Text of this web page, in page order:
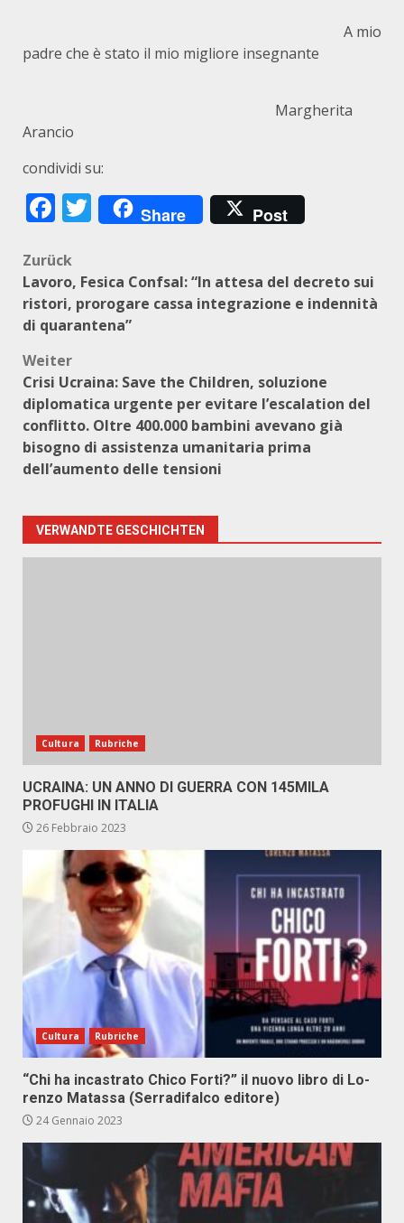
A mio
padre che è stato il mio migliore insegnante
Margherita
Arancio
condividi su:
Facebook
Twitter
Share Post
Beitragsnavigation
Zurück
Lavoro, Fesica Confsal: “In attesa del decreto sui
ristori, prorogare cassa integrazione e indennità
di quarantena”
Weiter
Crisi Ucraina: Save the Children, soluzione
diplomatica urgente per evitare l’escalation del
conflitto. Oltre 400.000 bambini avevano già
bisogno di assistenza umanitaria prima
dell’aumento delle tensioni
VERWANDTE GESCHICHTEN
Cultura Rubriche
UCRAINA: UN ANNO DI GUERRA CON 145MILA
PROFUGHI IN ITALIA
26 Febbraio 2023
Cultura Rubriche
“Chi ha in­ca­stra­to Chi­co For­ti?” il nuo­vo li­bro di Lo­
ren­zo Ma­tas­sa (Ser­ra­di­fal­co edi­to­re)
24 Gennaio 2023